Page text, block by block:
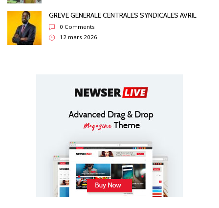
GREVE GENERALE CENTRALES SYNDICALES AVRIL
0 Comments
12 mars 2026